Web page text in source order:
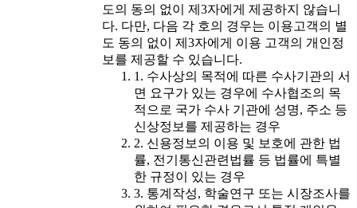
도의 동의 없이 제3자에게 제공하지 않습니
다. 다만, 다음 각 호의 경우는 이용고객의 별
도 동의 없이 제3자에게 이용 고객의 개인정
보를 제공할 수 있습니다.
1. 수사상의 목적에 따른 수사기관의 서
면 요구가 있는 경우에 수사협조의 목
적으로 국가 수사 기관에 성명, 주소 등
신상정보를 제공하는 경우
2. 신용정보의 이용 및 보호에 관한 법
률, 전기통신관련법률 등 법률에 특별
한 규정이 있는 경우
3. 통계작성, 학술연구 또는 시장조사를